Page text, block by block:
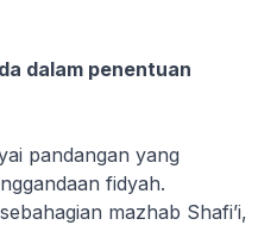
dalam penentuan
pandangan yang
fidyah.
mazhab Shafi’i,